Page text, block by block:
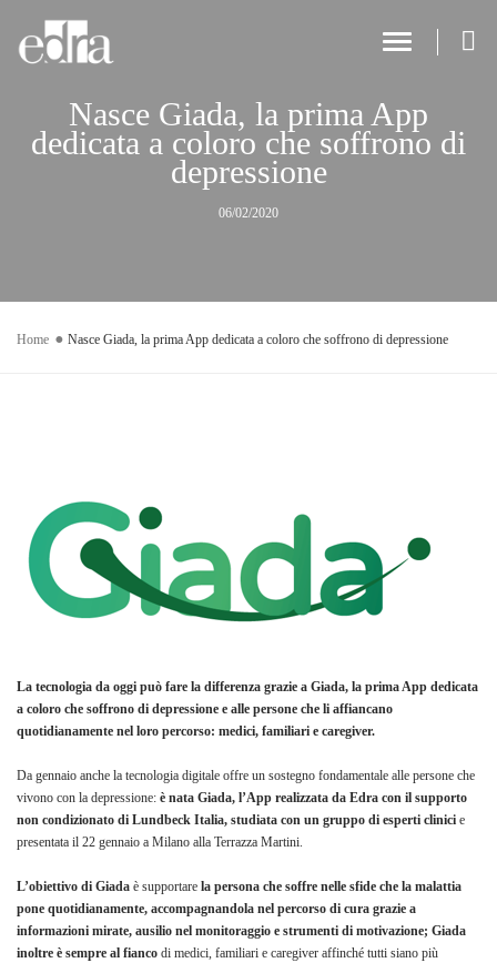
Toggle
Nasce Giada, la prima App
dedicata a coloro che soffrono di
depressione
06/02/2020
Home Nasce Giada, la prima App dedicata a coloro che soffrono di depressione
La tecnologia da oggi può fare la differenza grazie a Giada, la prima App dedicata
a coloro che soffrono di depressione e alle persone che li affiancano
quotidianamente nel loro percorso: medici, familiari e caregiver.
Da gennaio anche la tecnologia digitale offre un sostegno fondamentale alle persone che
vivono con la depressione: è nata Giada, l’App realizzata da Edra con il supporto
non condizionato di Lundbeck Italia, studiata con un gruppo di esperti clinici e
presentata il 22 gennaio a Milano alla Terrazza Martini.
L’obiettivo di Giada è supportare la persona che soffre nelle sfide che la malattia
pone quotidianamente, accompagnandola nel percorso di cura grazie a
informazioni mirate, ausilio nel monitoraggio e strumenti di motivazione; Giada
inoltre è sempre al fianco di medici, familiari e caregiver affinché tutti siano più